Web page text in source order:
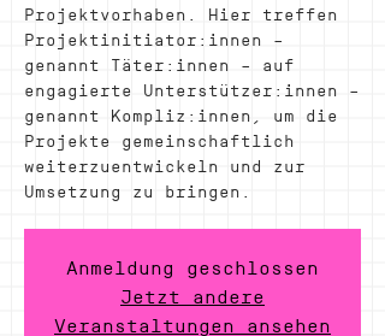
Projektvorhaben. Hier treffen
Projektinitiator:innen –
genannt Täter:innen – auf
engagierte Unterstützer:innen –
genannt Kompliz:innen, um die
Projekte gemeinschaftlich
weiterzuentwickeln und zur
Umsetzung zu bringen.
Anmeldung geschlossen
Jetzt andere
Veranstaltungen ansehen